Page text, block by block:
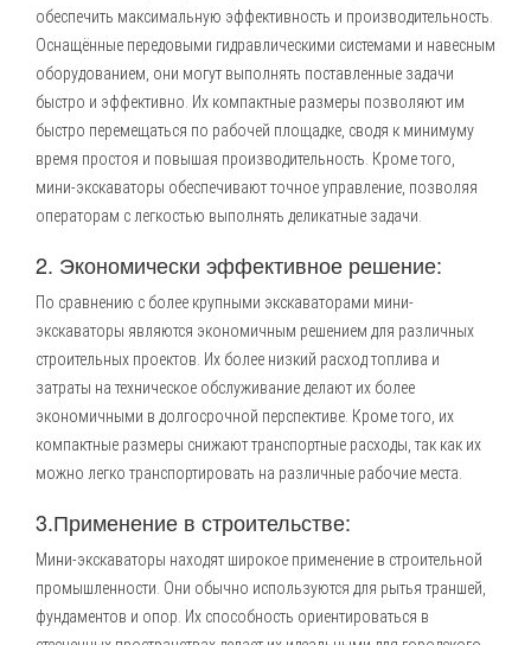
обеспечить максимальную эффективность и производительность.
Оснащённые передовыми гидравлическими системами и навесным
оборудованием, они могут выполнять поставленные задачи
быстро и эффективно. Их компактные размеры позволяют им
быстро перемещаться по рабочей площадке, сводя к минимуму
время простоя и повышая производительность. Кроме того,
мини-экскаваторы обеспечивают точное управление, позволяя
операторам с легкостью выполнять деликатные задачи.
2. Экономически эффективное решение:
По сравнению с более крупными экскаваторами мини-
экскаваторы являются экономичным решением для различных
строительных проектов. Их более низкий расход топлива и
затраты на техническое обслуживание делают их более
экономичными в долгосрочной перспективе. Кроме того, их
компактные размеры снижают транспортные расходы, так как их
можно легко транспортировать на различные рабочие места.
3.Применение в строительстве:
Мини-экскаваторы находят широкое применение в строительной
промышленности. Они обычно используются для рытья траншей,
фундаментов и опор. Их способность ориентироваться в